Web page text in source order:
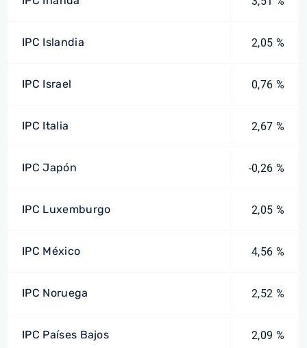
IPC Islandia 2,05 %
IPC Israel 0,76 %
IPC Italia 2,67 %
IPC Japón -0,26 %
IPC Luxemburgo 2,05 %
IPC México 4,56 %
IPC Noruega 2,52 %
IPC Países Bajos 2,09 %